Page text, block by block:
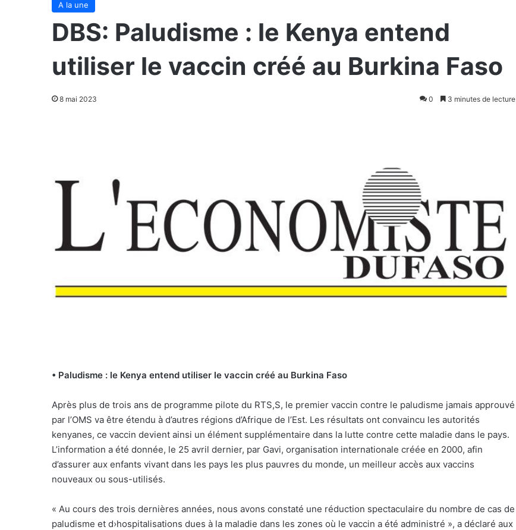
A la une
DBS: Paludisme : le Kenya entend
utiliser le vaccin créé au Burkina Faso
8 mai 2023 0 3 minutes de lecture
• Paludisme : le Kenya entend utiliser le vaccin créé au Burkina Faso
Après plus de trois ans de programme pilote du RTS,S, le premier vaccin contre le paludisme jamais approuvé
par l’OMS va être étendu à d’autres régions d’Afrique de l’Est. Les résultats ont convaincu les autorités
kenyanes, ce vaccin devient ainsi un élément supplémentaire dans la lutte contre cette maladie dans le pays.
L’information a été donnée, le 25 avril dernier, par Gavi, organisation internationale créée en 2000, afin
d’assurer aux enfants vivant dans les pays les plus pauvres du monde, un meilleur accès aux vaccins
nouveaux ou sous-utilisés.
« Au cours des trois dernières années, nous avons constaté une réduction spectaculaire du nombre de cas de
paludisme et d›hospitalisations dues à la maladie dans les zones où le vaccin a été administré », a déclaré aux